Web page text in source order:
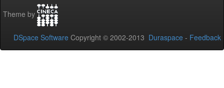
Theme by
DSpace Software Copyright © 2002-2013 Duraspace - Feedback